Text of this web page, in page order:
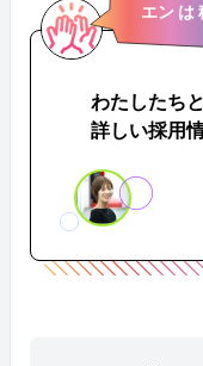
エン は
わたしたち
詳しい採用